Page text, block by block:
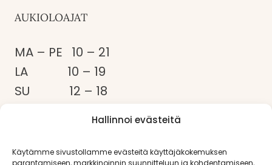
Hallinnoi evästeitä
Käytämme sivustollamme evästeitä käyttäjäkokemuksen
parantamiseen, markkinoinnin suunnitteluun ja kohdentamiseen,
AUKIOLOAJAT
MA – PE 10 – 21
LA 10 – 19
SU 12 – 18